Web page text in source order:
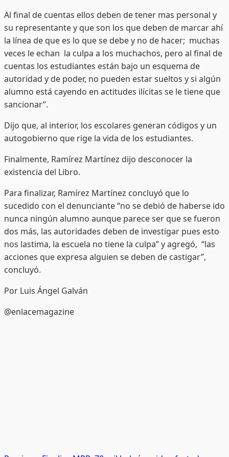
Al final de cuentas ellos deben de tener mas personal y
su representante y que son los que deben de marcar ahí
la línea de que es lo que se debe y no de hacer; muchas
veces le echan la culpa a los muchachos, pero al final de
cuentas los estudiantes están bajo un esquema de
autoridad y de poder, no pueden estar sueltos y si algún
alumno está cayendo en actitudes ilícitas se le tiene que
sancionar”.
Dijo que, al interior, los escolares generan códigos y un
autogobierno que rige la vida de los estudiantes.
Finalmente, Ramírez Martínez dijo desconocer la
existencia del Libro.
Para finalizar, Ramírez Martínez concluyó que lo
sucedido con el denunciante “no se debió de haberse ido
nunca ningún alumno aunque parece ser que se fueron
dos más, las autoridades deben de investigar pues esto
nos lastima, la escuela no tiene la culpa” y agregó, “las
acciones que expresa alguien se deben de castigar”,
concluyó.
Por Luis Ángel Galván
@enlacemagazine